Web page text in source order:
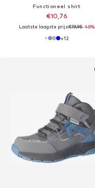
Functioneel shirt
€10,76
Laatste laagste prijs:€19,95-46%
+12